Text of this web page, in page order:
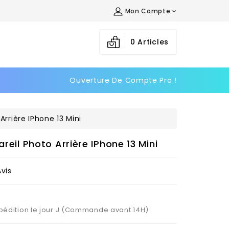
Mon Compte
0 Articles
Ouverture De Compte Pro !
IPhone 13 Mini
Photo Arrière IPhone 13 Mini
le jour J (Commande avant 14H)